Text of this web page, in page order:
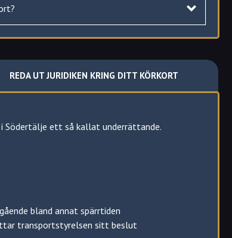
Gnesta
Trosa
REDA UT JURIDIKEN KRING DITT KÖRKORT
Södertälje ett så kallat underrättande.
bland annat spärrtiden
transportstyrelsen sitt beslut